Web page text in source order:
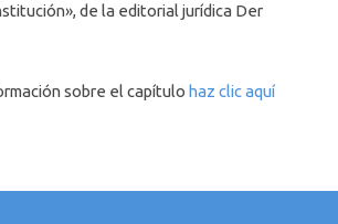
de la editorial jurídica Der
sobre el capítulo haz clic aquí